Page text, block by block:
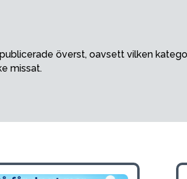
överst, oavsett vilken
missat.